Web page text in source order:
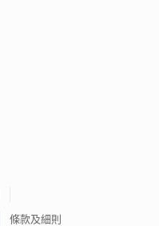
條款及細則